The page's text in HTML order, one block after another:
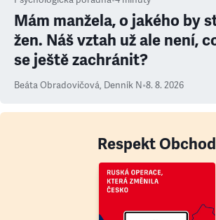
Mám manžela, o jakého by
žen. Náš vztah už ale není,
se ještě zachránit?
Beáta Obradovičová, Denník N•8. 8. 2026
Respekt Obchod